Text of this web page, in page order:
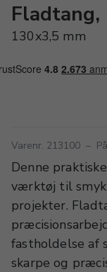
Fladtang,
130x3,5 mm
Varenr. 213100 –
Denne
værktøj til
projekter.
fastholdelse af
skarpe og